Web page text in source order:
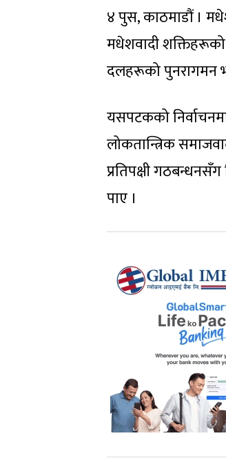
४ पुस, काठमाडौं ।
मधेशवादी
दलहरूको पुनरागमन
यसपटकको
लोकतान्त्रिक
प्रतिपक्षी
पाए ।